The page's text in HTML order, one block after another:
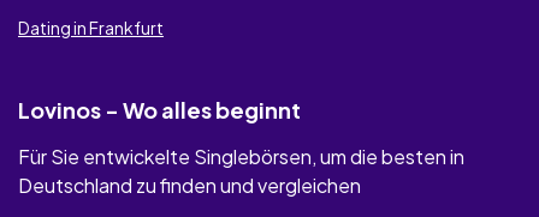
Dating in Frankfurt
Lovinos - Wo alles beginnt
Für Sie entwickelte Singlebörsen, um die besten in
Deutschland zu finden und vergleichen